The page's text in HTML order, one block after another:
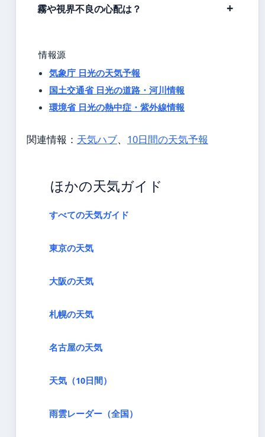
霧や視界不良の心配は？
情報源
気象庁 日光の天気予報
国土交通省 日光の道路・河川情報
環境省 日光の熱中症・紫外線情報
関連情報： 天気ハブ、 10日間の天気予報
ほかの天気ガイド
すべての天気ガイド
東京の天気
大阪の天気
札幌の天気
名古屋の天気
天気（10日間）
雨雲レーダー（全国）